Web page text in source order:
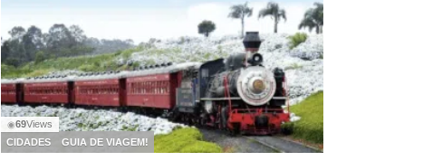
◉69Views
CIDADES
GUIA DE VIAGEM!